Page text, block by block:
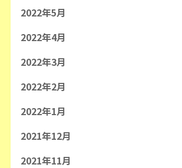
2022年5月
2022年4月
2022年3月
2022年2月
2022年1月
2021年12月
2021年11月